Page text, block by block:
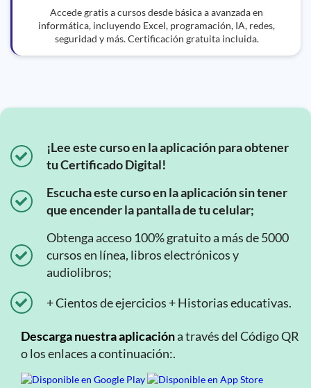
Accede gratis a cursos desde básica a avanzada en
informática, incluyendo Excel, programación, IA, redes,
seguridad y más. Certificación gratuita incluida.
¡Lee este curso en la aplicación para obtener
tu Certificado Digital!
Escucha este curso en la aplicación sin tener
que encender la pantalla de tu celular;
Obtenga acceso 100% gratuito a más de 5000
cursos en línea, libros electrónicos y
audiolibros;
+ Cientos de ejercicios + Historias educativas.
Descarga nuestra aplicacióna través del Código QR
o los enlaces a continuación:.